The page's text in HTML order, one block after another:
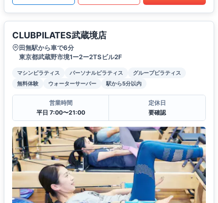
CLUBPILATES武蔵境店
田無駅から車で6分
東京都武蔵野市境1ー2ー2TSビル2F
マシンピラティス パーソナルピラティス
グループピラティス
無料体験
ウォーターサーバー 駅から5分以内
営業時間
平日 7:00〜21:00
定休日
要確認